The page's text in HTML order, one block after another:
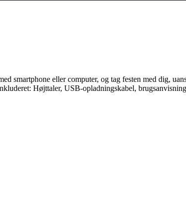
smartphone eller computer, og tag festen med dig,
Højttaler, USB-opladningskabel,